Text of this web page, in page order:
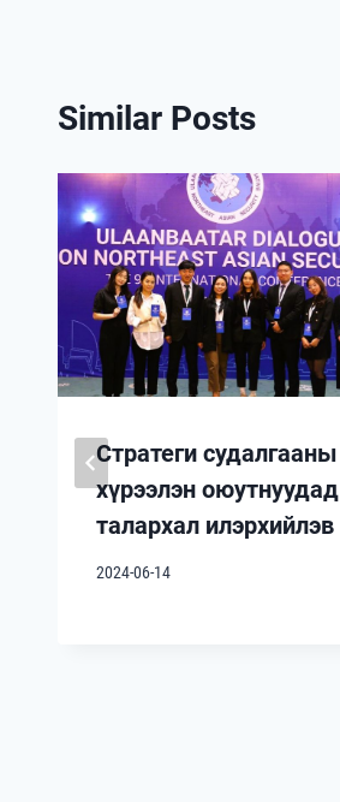
Similar Posts
Стратеги судалгааны
хүрээлэн оюутнуудад
талархал илэрхийлэв
2024-06-14